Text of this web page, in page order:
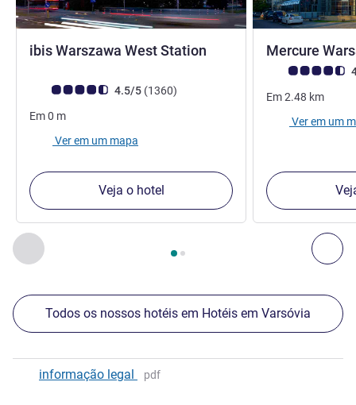
Anterior - Os nossos outros estabelecimentos nas
Página , Os nossos outros estabelecimentos nas
ibis Warszawa West Station 3 estrelas
Nota clientes Avis (Classificação ALL)
4.5/5 (1360comentários
)
Em0 m
Ver em um mapa
Veja o hotel
Mercure
Nota clientes
Em2.48 km
Ver em um
Todos os nossos hotéis em Hotéis em Varsóvia
informação legal pdf